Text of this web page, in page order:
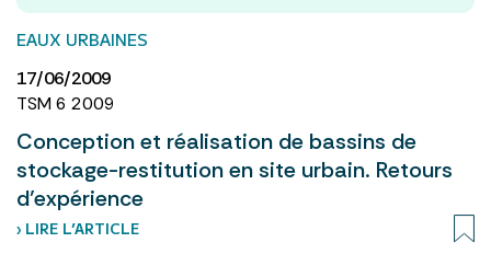
EAUX URBAINES
17/06/2009
TSM 6 2009
Conception et réalisation de bassins de
stockage-restitution en site urbain. Retours
d’expérience
› LIRE L’ARTICLE